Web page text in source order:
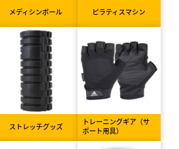
メディシンボール ピラティスマシン
ストレッチグッズ
トレーニングギア（サ
ポート用具）